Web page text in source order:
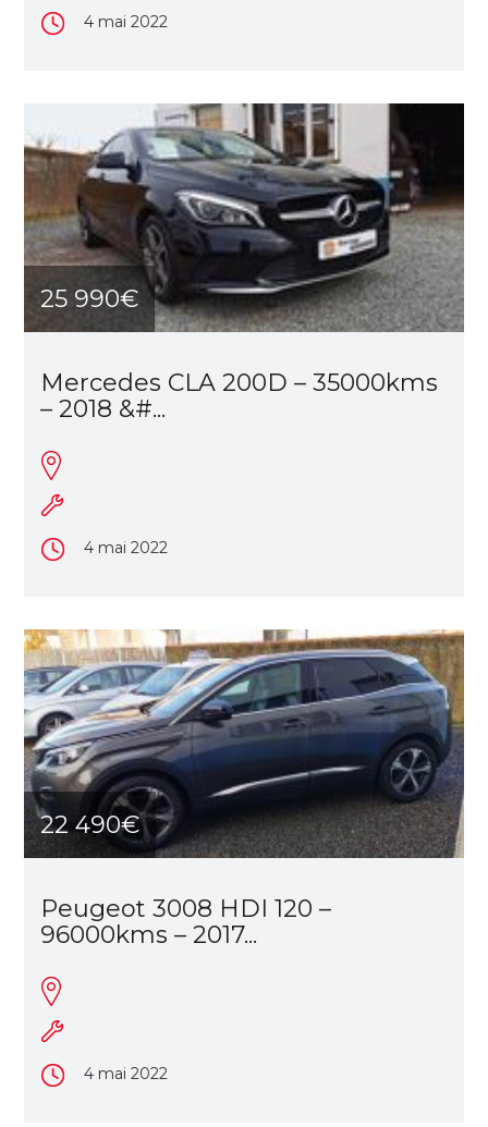
4 mai 2022
25 990€
Mercedes CLA 200D – 35000kms
– 2018 &#...
4 mai 2022
22 490€
Peugeot 3008 HDI 120 –
96000kms – 2017...
4 mai 2022